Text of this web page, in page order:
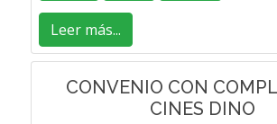
Leer más...
CONVENIO CON
CINES DINO